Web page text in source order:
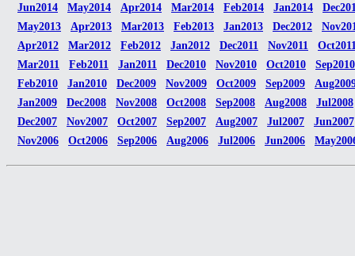
Jun2014
May2014 Apr2014 Mar2014 Feb2014 Jan2014
May2013
Apr2013 Mar2013 Feb2013 Jan2013 Dec2012
Apr2012
Mar2012 Feb2012 Jan2012 Dec2011 Nov2011
Mar2011
Feb2011 Jan2011 Dec2010 Nov2010 Oct2010
Sep2010
Feb2010
Jan2010 Dec2009 Nov2009 Oct2009 Sep2009
Jan2009
Dec2008 Nov2008 Oct2008 Sep2008 Aug2008
Jul2008
Dec2007
Nov2007 Oct2007 Sep2007 Aug2007 Jul2007
Jun2007
Nov2006
Oct2006 Sep2006 Aug2006 Jul2006 Jun2006